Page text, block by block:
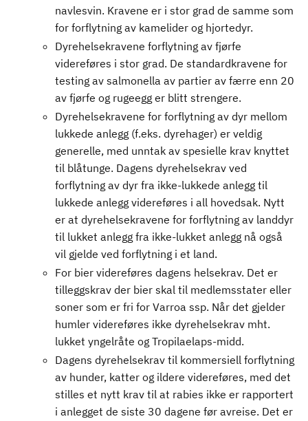
navlesvin. Kravene er i stor grad de samme som
for forflytning av kamelider og hjortedyr.
Dyrehelsekravene forflytning av fjørfe
videreføres i stor grad. De standardkravene for
testing av salmonella av partier av færre enn 20
av fjørfe og rugeegg er blitt strengere.
Dyrehelsekravene for forflytning av dyr mellom
lukkede anlegg (f.eks. dyrehager) er veldig
generelle, med unntak av spesielle krav knyttet
til blåtunge. Dagens dyrehelsekrav ved
forflytning av dyr fra ikke-lukkede anlegg til
lukkede anlegg videreføres i all hovedsak. Nytt
er at dyrehelsekravene for forflytning av landdyr
til lukket anlegg fra ikke-lukket anlegg nå også
vil gjelde ved forflytning i et land.
For bier videreføres dagens helsekrav. Det er
tilleggskrav der bier skal til medlemsstater eller
soner som er fri for Varroa ssp. Når det gjelder
humler videreføres ikke dyrehelsekrav mht.
lukket yngelråte og Tropilaelaps-midd.
Dagens dyrehelsekrav til kommersiell forflytning
av hunder, katter og ildere videreføres, med det
stilles et nytt krav til at rabies ikke er rapportert
i anlegget de siste 30 dagene før avreise. Det er